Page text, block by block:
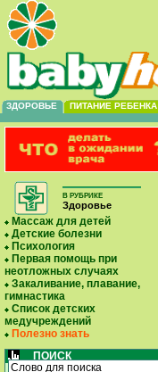
ЗДОРОВЬЕ ПИТАНИЕ РЕБЕНКА
В РУБРИКЕ
Здоровье
Массаж для детей
Детские болезни
Психология
Первая помощь при
неотложных случаях
Закаливание, плавание,
гимнастика
Список детских
медучреждений
Полезно знать
ПОИСК